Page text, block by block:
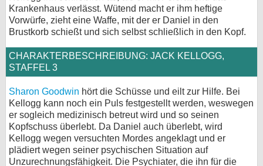
Krankenhaus verlässt. Wütend macht er ihm heftige
Vorwürfe, zieht eine Waffe, mit der er Daniel in den
Brustkorb schießt und sich selbst schließlich in den Kopf.
CHARAKTERBESCHREIBUNG: JACK KELLOGG,
STAFFEL 3
Sharon Goodwin hört die Schüsse und eilt zur Hilfe. Bei
Kellogg kann noch ein Puls festgestellt werden, weswegen
er sogleich medizinisch betreut wird und so seinen
Kopfschuss überlebt. Da Daniel auch überlebt, wird
Kellogg wegen versuchten Mordes angeklagt und er
plädiert wegen seiner psychischen Situation auf
Unzurechnungsfähigkeit. Die Psychiater, die ihn für die